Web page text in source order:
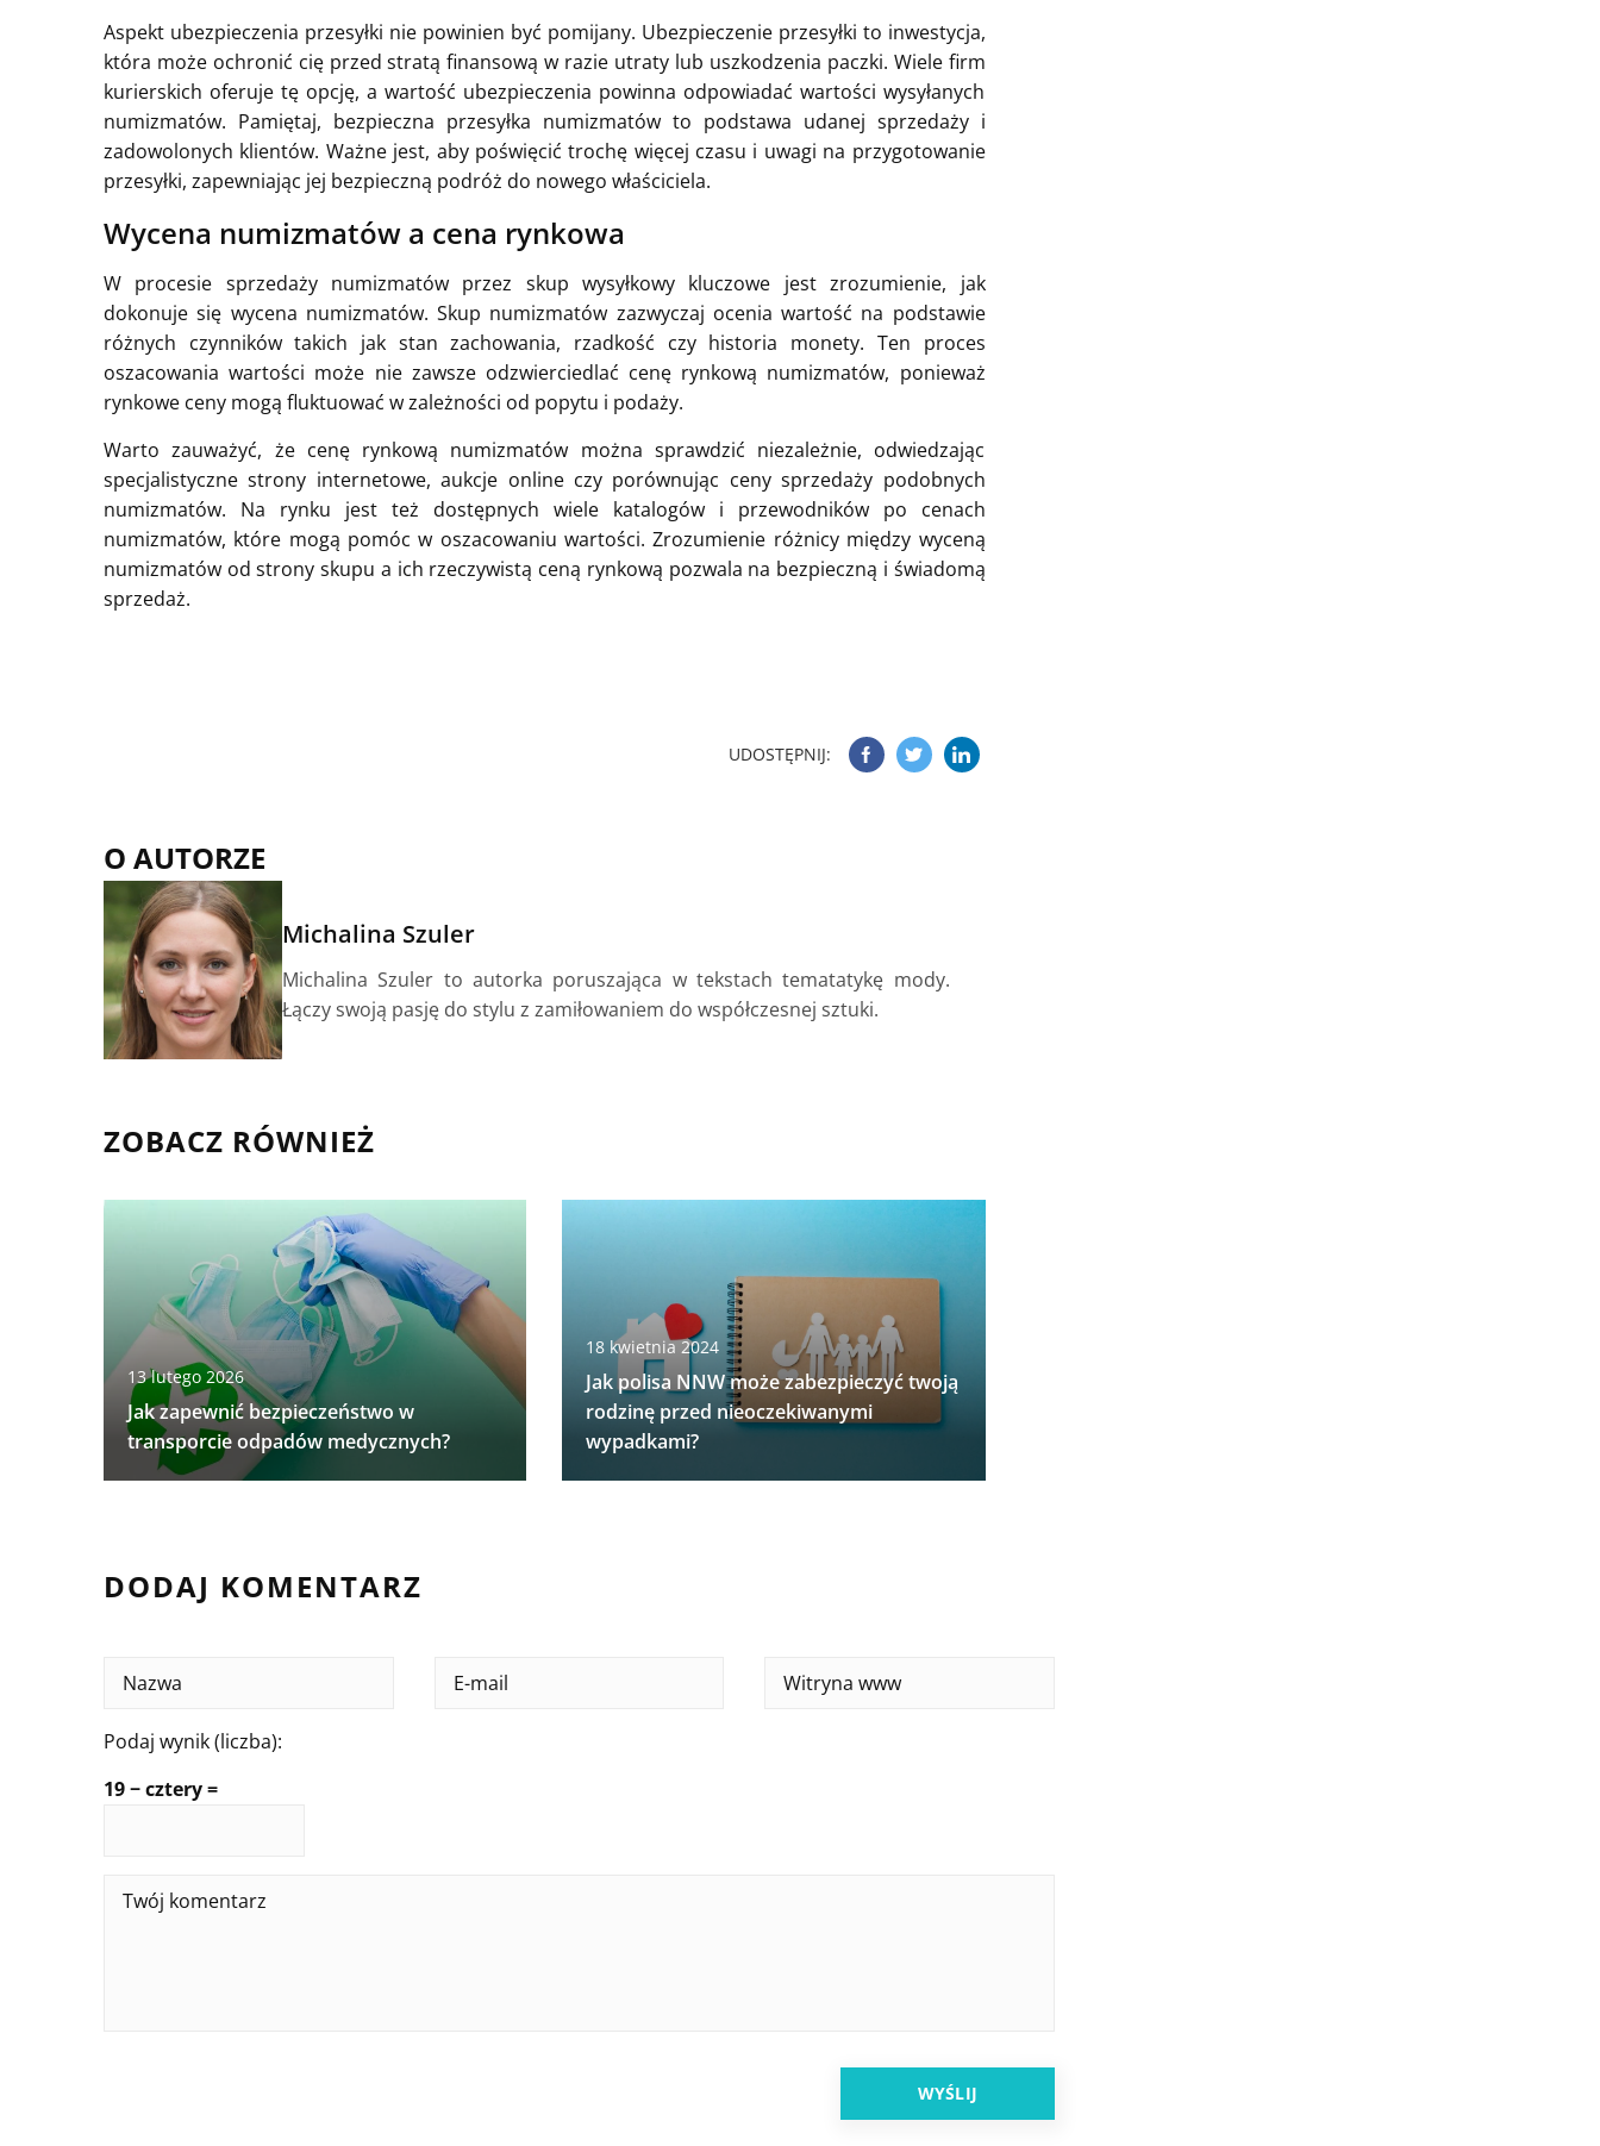
Aspekt ubezpieczenia przesyłki nie powinien być pomijany. Ubezpieczenie przesyłki to inwestycja,
która może ochronić cię przed stratą finansową w razie utraty lub uszkodzenia paczki. Wiele firm
kurierskich oferuje tę opcję, a wartość ubezpieczenia powinna odpowiadać wartości wysyłanych
numizmatów. Pamiętaj, bezpieczna przesyłka numizmatów to podstawa udanej sprzedaży i
zadowolonych klientów. Ważne jest, aby poświęcić trochę więcej czasu i uwagi na przygotowanie
przesyłki, zapewniając jej bezpieczną podróż do nowego właściciela.
Wycena numizmatów a cena rynkowa
W procesie sprzedaży numizmatów przez skup wysyłkowy kluczowe jest zrozumienie, jak
dokonuje się wycena numizmatów. Skup numizmatów zazwyczaj ocenia wartość na podstawie
różnych czynników takich jak stan zachowania, rzadkość czy historia monety. Ten proces
oszacowania wartości może nie zawsze odzwierciedlać cenę rynkową numizmatów, ponieważ
rynkowe ceny mogą fluktuować w zależności od popytu i podaży.
Warto zauważyć, że cenę rynkową numizmatów można sprawdzić niezależnie, odwiedzając
specjalistyczne strony internetowe, aukcje online czy porównując ceny sprzedaży podobnych
numizmatów. Na rynku jest też dostępnych wiele katalogów i przewodników po cenach
numizmatów, które mogą pomóc w oszacowaniu wartości. Zrozumienie różnicy między wyceną
numizmatów od strony skupu a ich rzeczywistą ceną rynkową pozwala na bezpieczną i świadomą
sprzedaż.
UDOSTĘPNIJ:
O AUTORZE
Michalina Szuler
Michalina Szuler to autorka poruszająca w tekstach tematatykę mody.
Łączy swoją pasję do stylu z zamiłowaniem do współczesnej sztuki.
ZOBACZ RÓWNIEŻ
13 lutego 2026
Jak zapewnić bezpieczeństwo w
transporcie odpadów medycznych?
18 kwietnia 2024
Jak polisa NNW może zabezpieczyć twoją
rodzinę przed nieoczekiwanymi
wypadkami?
DODAJ KOMENTARZ
Podaj wynik (liczba):
19 − cztery =